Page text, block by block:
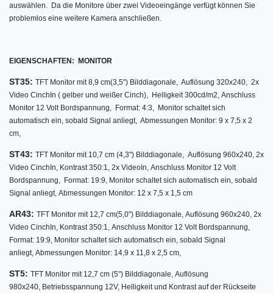
auswählen. Da die Monitore über zwei Videoeingänge verfügt können Sie
problemlos eine weitere Kamera anschließen.
EIGENSCHAFTEN: MONITOR
ST35: TFT Monitor mit 8,9 cm(3,5") Bilddiagonale, Auflösung 320x240, 2x
Video CinchIn ( gelber und weißer Cinch), Helligkeit 300cd/m2, Anschluss
Monitor 12 Volt Bordspannung, Format: 4:3, Monitor schaltet sich
automatisch ein, sobald Signal anliegt, Abmessungen Monitor: 9 x 7,5 x 2
cm,
ST43: TFT Monitor mit 10,7 cm (4,3") Bilddiagonale, Auflösung 960x240, 2x
Video CinchIn, Kontrast 350:1, 2x VideoIn, Anschluss Monitor 12 Volt
Bordspannung, Format: 19:9, Monitor schaltet sich automatisch ein, sobald
Signal anliegt, Abmessungen Monitor: 12 x 7,5 x 1,5 cm
AR43: TFT Monitor mit 12,7 cm(5,0") Bilddiagonale, Auflösung 960x240, 2x
Video CinchIn, Kontrast 350:1, Anschluss Monitor 12 Volt Bordspannung,
Format: 19:9, Monitor schaltet sich automatisch ein, sobald Signal
anliegt, Abmessungen Monitor: 14,9 x 11,8 x 2,5 cm,
ST5: TFT Monitor mit 12,7 cm (5") Bilddiagonale, Auflösung
980x240, Betriebsspannung 12V, Helligkeit und Kontrast auf der Rückseite